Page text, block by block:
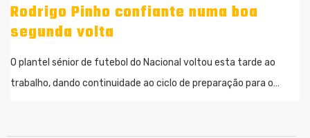
Rodrigo Pinho confiante numa boa
segunda volta
O plantel sénior de futebol do Nacional voltou esta tarde ao
trabalho, dando continuidade ao ciclo de preparação para o…